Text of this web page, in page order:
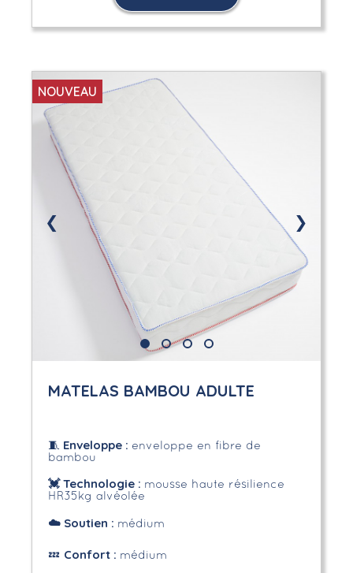
❮ ❯
MATELAS BAMBOU ADULTE
🧵 Enveloppe: enveloppe en fibre de
bambou
💓 Technologie : mousse haute résilience
HR35kg alvéolée
☁️Soutien : médium
💤 Confort : médium
NOUVEAU